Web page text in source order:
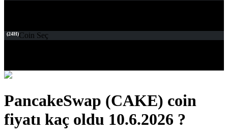
(24H)Coin Seç
PancakeSwap (CAKE) coin
fiyatı kaç oldu 10.6.2026 ?